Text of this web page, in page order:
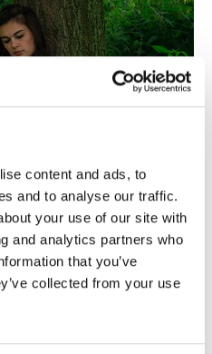
content and ads, to
and to analyse our traffic.
your use of our site with
and analytics partners who
that you’ve
collected from your use
presencial o a distancia,
confiar.